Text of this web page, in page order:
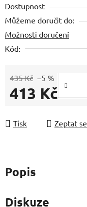
Dostupnost
Můžeme doručit do:
Možnosti doručení
Kód:
435 Kč –5 %
413 Kč
Tisk Zeptat se
Popis
Diskuze